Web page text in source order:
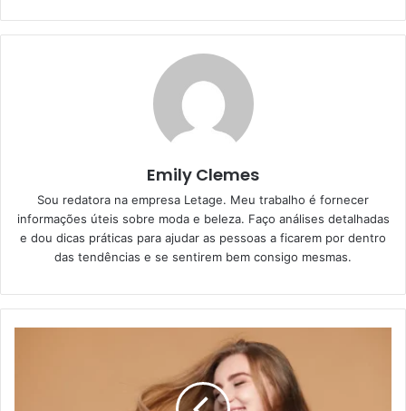
Emily Clemes
Sou redatora na empresa Letage. Meu trabalho é fornecer
informações úteis sobre moda e beleza. Faço análises detalhadas
e dou dicas práticas para ajudar as pessoas a ficarem por dentro
das tendências e se sentirem bem consigo mesmas.